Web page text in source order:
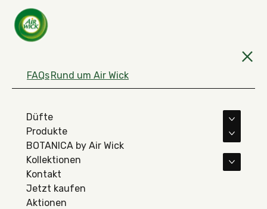
FAQsRund um Air Wick
Düfte
Produkte
Mehr
BOTANICA by Air Wick
Kollektionen
Mehr
Kontakt
Jetzt kaufen
Aktionen